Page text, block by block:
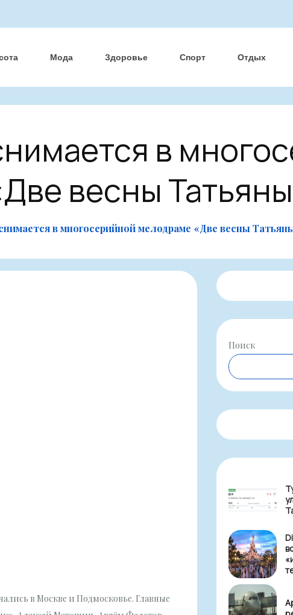
Мода Здоровье Спорт Отдых
в
весны
в многосерийной мелодраме «Две весны
в Москве и Подмосковье. Главные
Поиск